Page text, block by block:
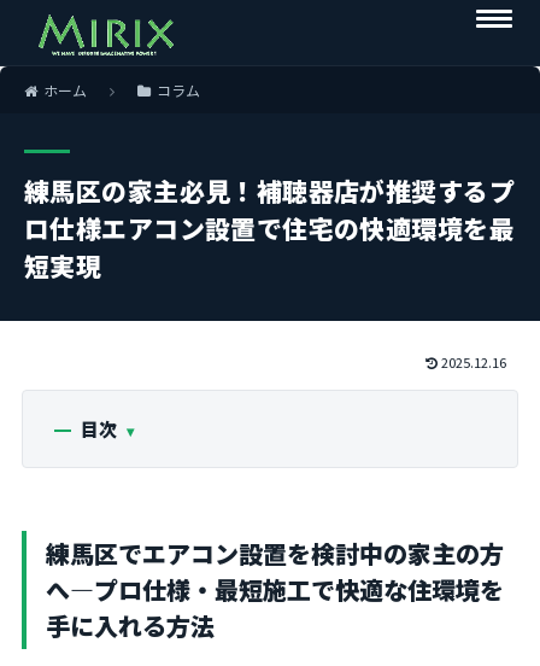
ホーム コラム
練馬区の家主必見！補聴器店が推奨するプ
ロ仕様エアコン設置で住宅の快適環境を最
短実現
2025.12.16
目次
練馬区でエアコン設置を検討中の家主の方
へ―プロ仕様・最短施工で快適な住環境を
手に入れる方法